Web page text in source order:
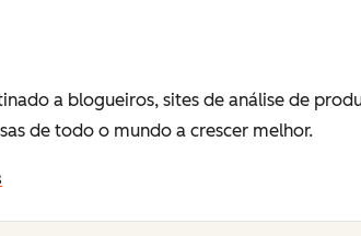
a blogueiros, sites de análise de
de todo o mundo a crescer melhor.